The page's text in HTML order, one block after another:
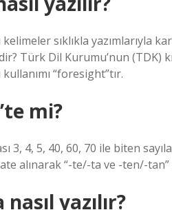
kelimeler sıklıkla yazımlarıyla
Türk Dil Kurumu’nun (TDK)
“foresight”tır.
mi?
3, 4, 5, 40, 60, 70 ile biten
alınarak “-te/-ta ve -ten/-tan”
yazılır?